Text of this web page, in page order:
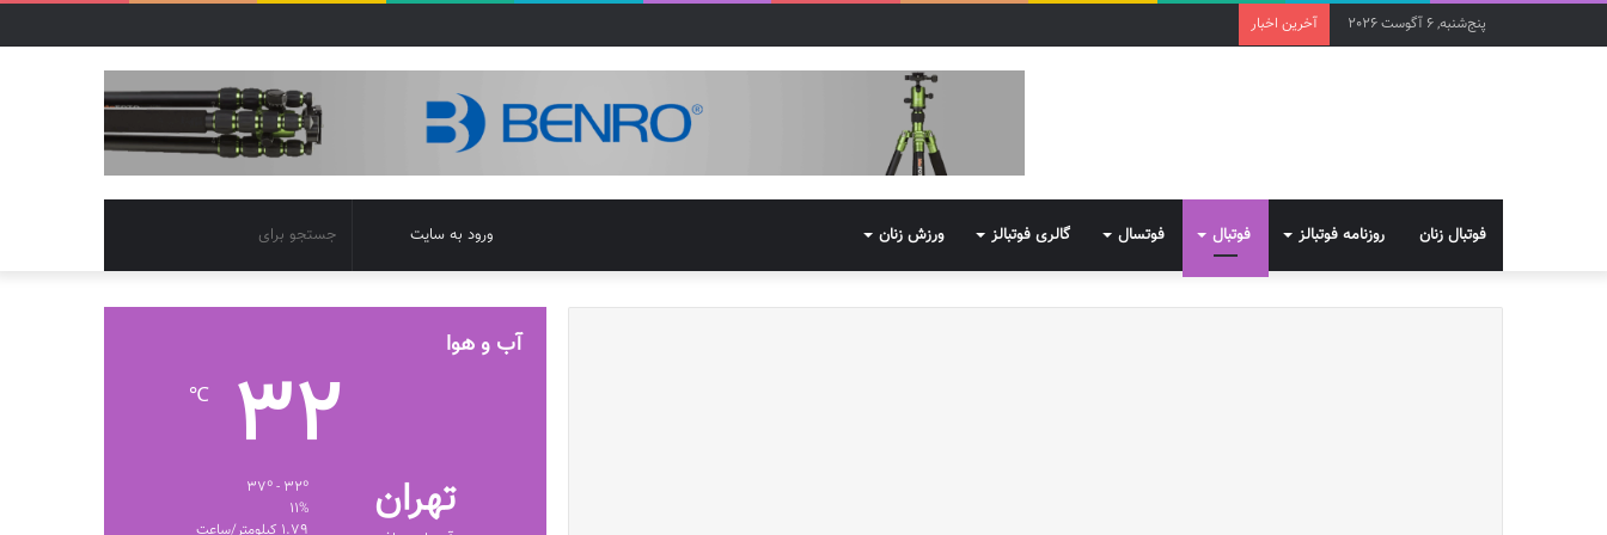
پنج‌شنبه, 6 آگوست 2026 آخرین اخبار
فوتبال زنان روزنامه فوتبالز فوتبال فوتسال گالری فوتبالز ورزش زنان
برای
تغییر
پوسته
ورود به سایت
آب و هوا
تهران
32
℃
11%
1.79 کیلومتر/ساعت